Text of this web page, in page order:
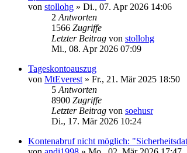
von stollohg » Di., 07. Apr 2026 14:06
2 Antworten
1566 Zugriffe
Letzter Beitrag von stollohg
Mi., 08. Apr 2026 07:09
Tageskontoauszug
von MtEverest » Fr., 21. Mär 2025 18:50
5 Antworten
8900 Zugriffe
Letzter Beitrag von soehusr
Di., 17. Mär 2026 10:24
Kontenabruf nicht möglich: